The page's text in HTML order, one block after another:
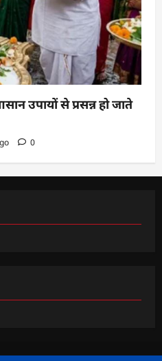
उपायों से प्रसन्न हो जाते
0